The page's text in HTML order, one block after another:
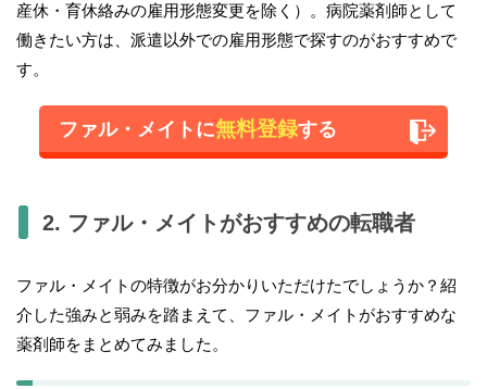
産休・育休絡みの雇用形態変更を除く）。病院薬剤師として
働きたい方は、派遣以外での雇用形態で探すのがおすすめで
す。
ファル・メイトに無料登録する
2. ファル・メイトがおすすめの転職者
ファル・メイトの特徴がお分かりいただけたでしょうか？紹
介した強みと弱みを踏まえて、ファル・メイトがおすすめな
薬剤師をまとめてみました。